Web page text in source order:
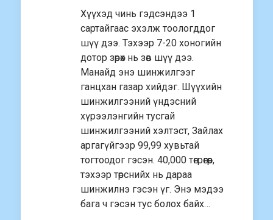
Хүүхэд чинь гэдсэндээ 1
сартайгаас эхэлж тоологддог
шүү дээ. Тэхээр 7-20 хоногийн
дотор зөрөх нь зөв шүү дээ.
Манайд энэ шинжилгээг
ганцхан газар хийдэг. Шүүхийн
шинжилгээний үндэсний
хүрээлэнгийн тусгай
шинжилгээний хэлтэст, Зайлах
аргагүйгээр 99,99 хувьтай
тогтоодог гэсэн. 40,000 төгрөгөөр,
тэхээр төрснийх нь дараа
шинжилнэ гэсэн үг. Энэ мэдээ
бага ч гэсэн тус болох байх…